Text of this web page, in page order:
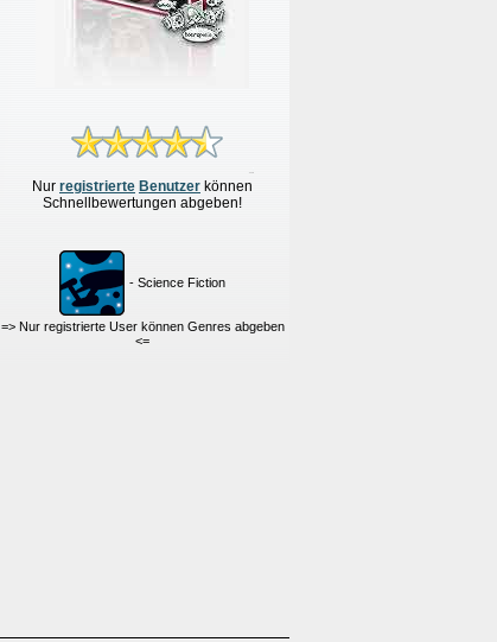
Nur registrierte Benutzer können
Schnellbewertungen abgeben!
- Science Fiction
=> Nur registrierte User können Genres abgeben
<=